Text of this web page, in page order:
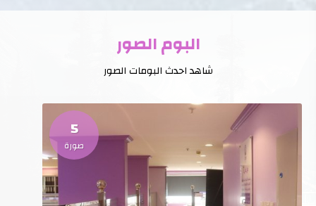
البوم الصور
شاهد احدث البومات الصور
5
صورة